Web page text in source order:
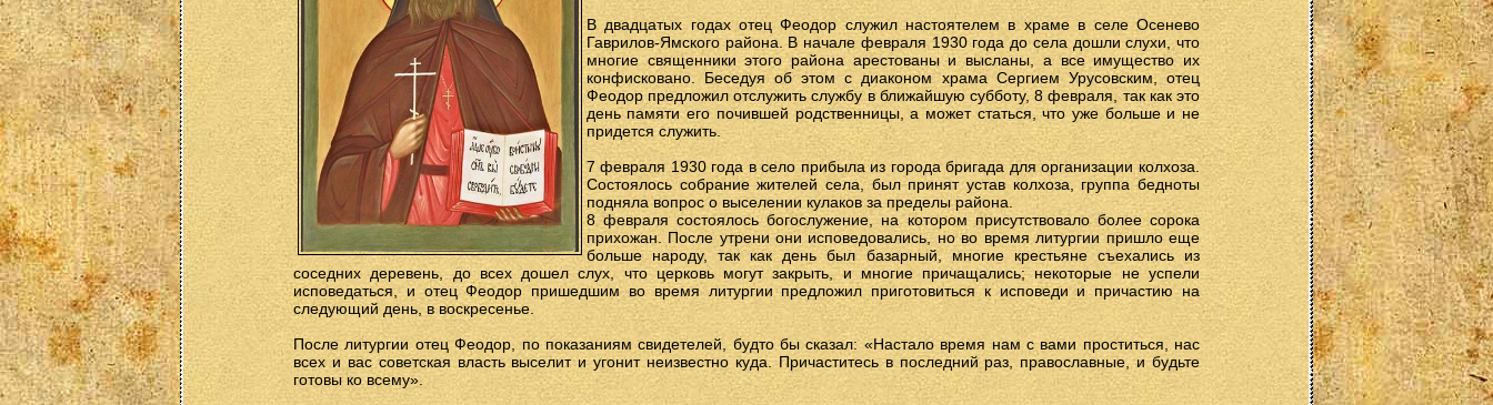
В двадцатых годах отец Феодор служил настоятелем в храме в селе Осенево
Гаврилов-Ямского района. В начале февраля 1930 года до села дошли слухи, что
многие священники этого района арестованы и высланы, а все имущество их
конфисковано. Беседуя об этом с диаконом храма Сергием Урусовским, отец
Феодор предложил отслужить службу в ближайшую субботу, 8 февраля, так как это
день памяти его почившей родственницы, а может статься, что уже больше и не
придется служить.
7 февраля 1930 года в село прибыла из города бригада для организации колхоза.
Состоялось собрание жителей села, был принят устав колхоза, группа бедноты
подняла вопрос о выселении кулаков за пределы района.
8 февраля состоялось богослужение, на котором присутствовало более сорока
прихожан. После утрени они исповедовались, но во время литургии пришло еще
больше народу, так как день был базарный, многие крестьяне съехались из
соседних деревень, до всех дошел слух, что церковь могут закрыть, и многие причащались; некоторые не успели
исповедаться, и отец Феодор пришедшим во время литургии предложил приготовиться к исповеди и причастию на
следующий день, в воскресенье.
После литургии отец Феодор, по показаниям свидетелей, будто бы сказал: «Настало время нам с вами проститься, нас
всех и вас советская власть выселит и угонит неизвестно куда. Причаститесь в последний раз, православные, и будьте
готовы ко всему».